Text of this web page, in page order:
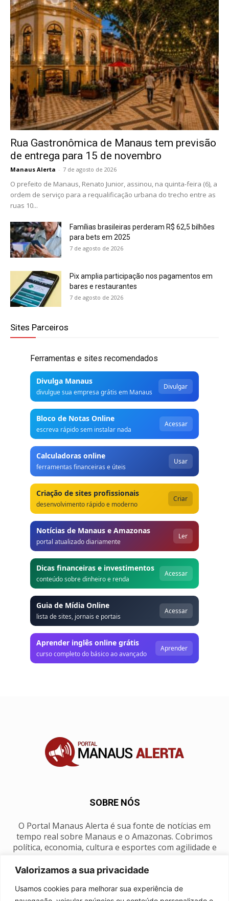
Valorizamos a sua privacidade
Usamos cookies para melhorar sua experiência de
Rua Gastronômica de Manaus tem previsão
de entrega para 15 de novembro
Manaus Alerta - 7 de agosto de 2026
O prefeito de Manaus, Renato Junior, assinou, na quinta-feira (6), a
ordem de serviço para a requalificação urbana do trecho entre as
ruas 10...
Famílias brasileiras perderam R$ 62,5 bilhões
para bets em 2025
7 de agosto de 2026
Pix amplia participação nos pagamentos em
bares e restaurantes
7 de agosto de 2026
Sites Parceiros
Ferramentas e sites recomendados
Divulga Manaus
divulgue sua empresa grátis em Manaus
Divulgar
Bloco de Notas Online
escreva rápido sem instalar nada
Acessar
Calculadoras online
ferramentas financeiras e úteis
Usar
Criação de sites profissionais
desenvolvimento rápido e moderno
Criar
Notícias de Manaus e Amazonas
portal atualizado diariamente
Ler
Dicas financeiras e investimentos
conteúdo sobre dinheiro e renda
Acessar
Guia de Mídia Online
lista de sites, jornais e portais
Acessar
Aprender inglês online grátis
curso completo do básico ao avançado
Aprender
SOBRE NÓS
O Portal Manaus Alerta é sua fonte de notícias em
tempo real sobre Manaus e o Amazonas. Cobrimos
política, economia, cultura e esportes com agilidade e